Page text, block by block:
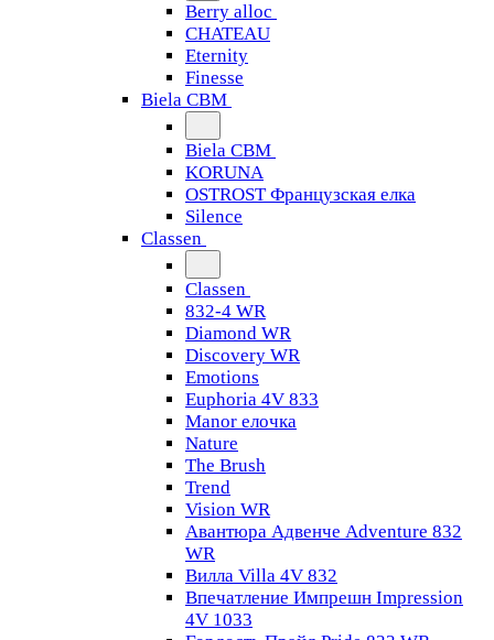
Berry alloc
CHATEAU
Eternity
Finesse
Biela CBM
Biela CBM
KORUNA
OSTROST Французская елка
Silence
Classen
Classen
832-4 WR
Diamond WR
Discovery WR
Emotions
Euphoria 4V 833
Manor елочка
Nature
The Brush
Trend
Vision WR
Авантюра Адвенче Adventure 832
WR
Вилла Villa 4V 832
Впечатление Импрешн Impression
4V 1033